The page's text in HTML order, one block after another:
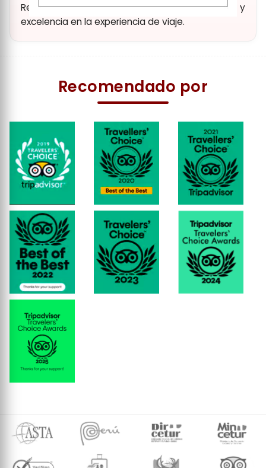
Reconocimiento a nuestra dedicación y
excelencia en la experiencia de viaje.
Recomendado por